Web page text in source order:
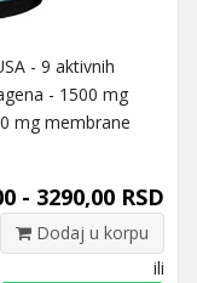
- 9 aktivnih
- 1500 mg
mg membrane
- 3290,00 RSD
Dodaj u korpu
ili